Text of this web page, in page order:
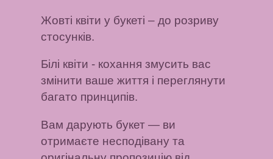
Жовті квіти у букеті – до розриву
стосунків.
Білі квіти - кохання змусить вас
змінити ваше життя і переглянути
багато принципів.
Вам дарують букет — ви
отримаєте несподівану та